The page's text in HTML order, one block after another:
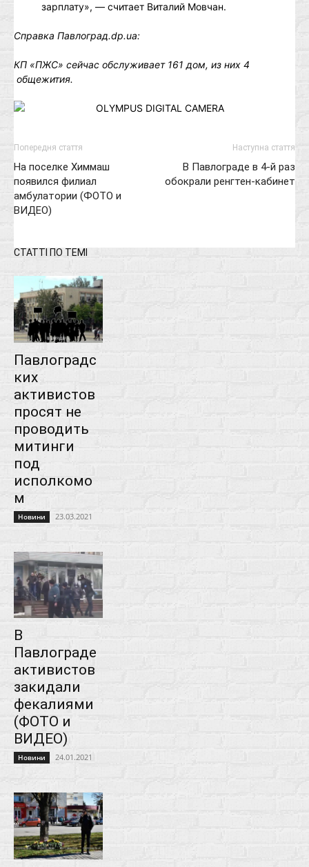
зарплату», — считает Виталий Мовчан.
Справка Павлоград.dp.ua:
КП «ПЖС» сейчас обслуживает 161 дом, из них 4
общежития.
Попередня стаття
На поселке Химмаш
появился филиал
амбулатории (ФОТО и
ВИДЕО)
Наступна стаття
В Павлограде в 4-й раз
обокрали ренгтен-кабинет
СТАТТІ ПО ТЕМІ
Павлоградс
ких
активистов
просят не
проводить
митинги
под
исполкомо
м
Новини 23.03.2021
В
Павлограде
активистов
закидали
фекалиями
(ФОТО и
ВИДЕО)
Новини 24.01.2021